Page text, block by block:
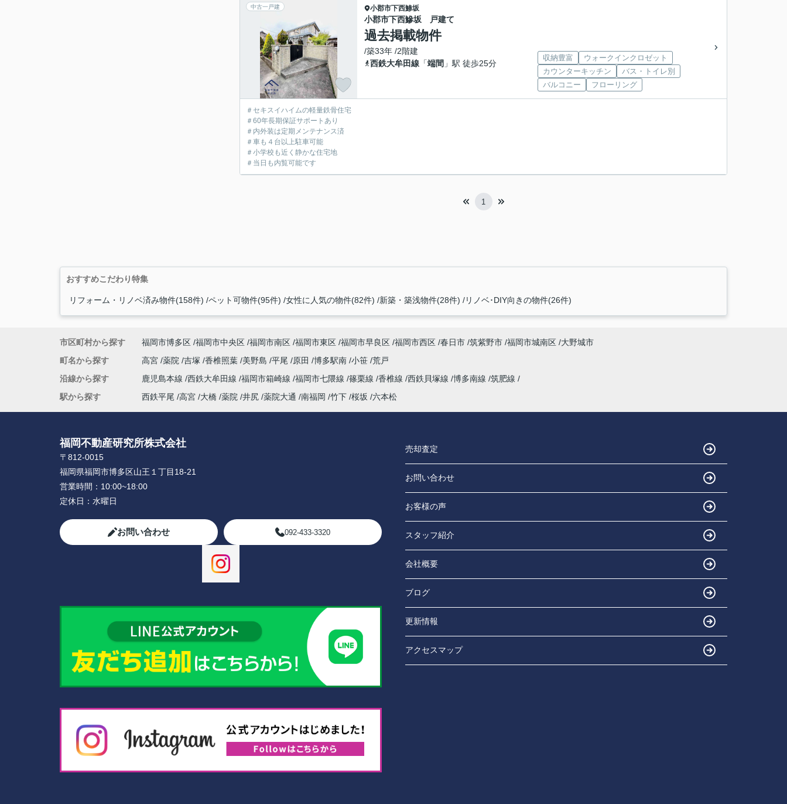
中古一戸建 小郡市下西鯵坂
小郡市下西鰺坂 戸建て
過去掲載物件
/築33年 /2階建
西鉄大牟田線 「端間 」駅 徒歩25分
収納豊富
ウォークインクロゼット
カウンターキッチン
バス・トイレ別
バルコニー
フローリング
＃セキスイハイムの軽量鉄骨住宅
＃60年長期保証サポートあり
＃内外装は定期メンテナンス済
＃車も４台以上駐車可能
＃小学校も近く静かな住宅地
＃当日も内覧可能です
1
おすすめこだわり特集
リフォーム・リノベ済み物件(158件) ペット可物件(95件) 女性に人気の物件(82件) 新築・築浅物件(28件) リノベ･DIY向きの物件(26件)
市区町村から探す 福岡市博多区 福岡市中央区 福岡市南区 福岡市東区 福岡市早良区 福岡市西区 春日市 筑紫野市 福岡市城南区 大野城市
町名から探す
高宮 薬院 吉塚 香椎照葉 美野島 平尾 原田 博多駅南 小笹 荒戸
沿線から探す
鹿児島本線 西鉄大牟田線 福岡市箱崎線 福岡市七隈線 篠栗線 香椎線 西鉄貝塚線 博多南線 筑肥線
駅から探す
西鉄平尾 高宮 大橋 薬院 井尻 薬院大通 南福岡 竹下 桜坂 六本松
福岡不動産研究所株式会社
〒812-0015
福岡県福岡市博多区山王１丁目18-21
営業時間： 10:00~18:00
定休日： 水曜日
お問い合わせ 092-433-3320
売却査定
お問い合わせ
お客様の声
スタッフ紹介
会社概要
ブログ
更新情報
アクセスマップ